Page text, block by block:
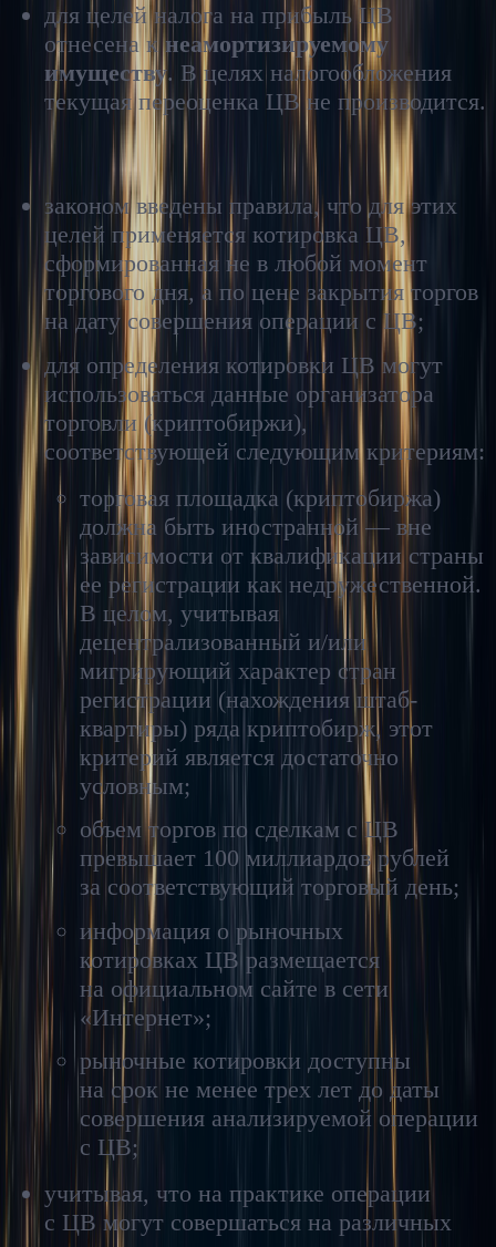
для целей налога на прибыль ЦВ
отнесена кнеамортизируемому
имуществу. В целях налогообложения
текущая переоценка ЦВ не производится.
Особенности определения рыночной стоимости ЦВ для
целей НДФЛ и налога на прибыль
законом введены правила, что для этих
целей применяется котировка ЦВ,
сформированная не в любой момент
торгового дня, а по цене закрытия торгов
на дату совершения операции с ЦВ;
для определения котировки ЦВ могут
использоваться данные организатора
торговли (криптобиржи),
соответствующей следующим критериям:
торговая площадка (криптобиржа)
должна быть иностранной — вне
зависимости от квалификации страны
ее регистрации как недружественной.
В целом, учитывая
децентрализованный и/или
мигрирующий характер стран
регистрации (нахождения штаб-
квартиры) ряда криптобирж, этот
критерий является достаточно
условным;
объем торгов по сделкам с ЦВ
превышает 100 миллиардов рублей
за соответствующий торговый день;
информация о рыночных
котировках ЦВ размещается
на официальном сайте в сети
«Интернет»;
рыночные котировки доступны
на срок не менее трех лет до даты
совершения анализируемой операции
с ЦВ;
учитывая, что на практике операции
с ЦВ могут совершаться на различных